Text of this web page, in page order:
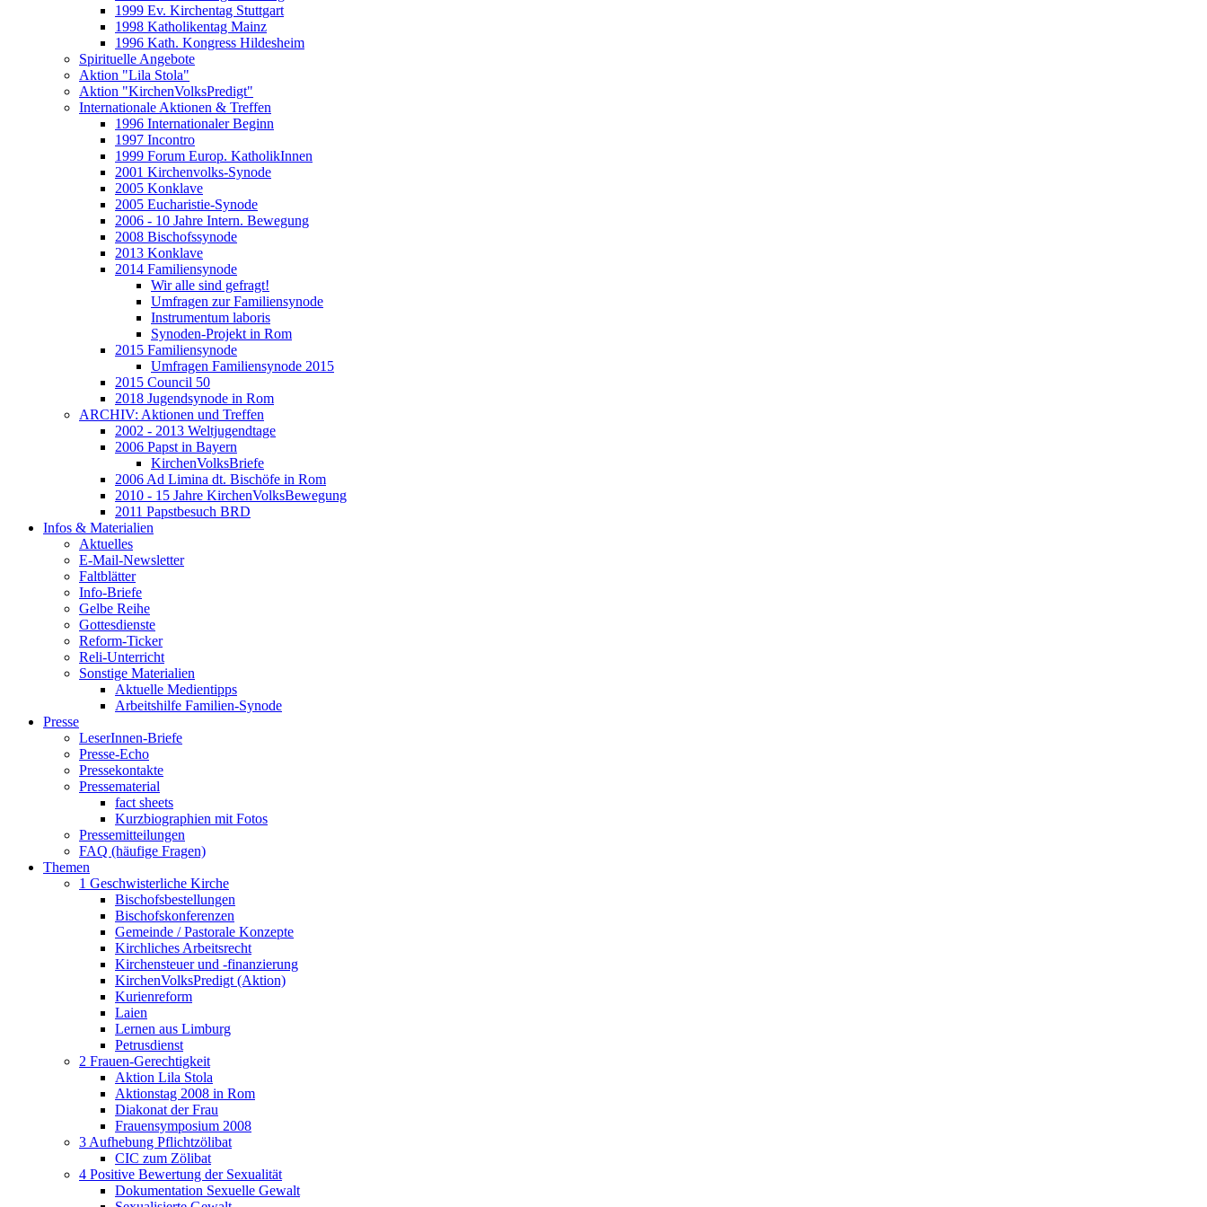
1999 Ev. Kirchentag Stuttgart
1998 Katholikentag Mainz
1996 Kath. Kongress Hildesheim
Spirituelle Angebote
Aktion "Lila Stola"
Aktion "KirchenVolksPredigt"
Internationale Aktionen & Treffen
1996 Internationaler Beginn
1997 Incontro
1999 Forum Europ. KatholikInnen
2001 Kirchenvolks-Synode
2005 Konklave
2005 Eucharistie-Synode
2006 - 10 Jahre Intern. Bewegung
2008 Bischofssynode
2013 Konklave
2014 Familiensynode
Wir alle sind gefragt!
Umfragen zur Familiensynode
Instrumentum laboris
Synoden-Projekt in Rom
2015 Familiensynode
Umfragen Familiensynode 2015
2015 Council 50
2018 Jugendsynode in Rom
ARCHIV: Aktionen und Treffen
2002 - 2013 Weltjugendtage
2006 Papst in Bayern
KirchenVolksBriefe
2006 Ad Limina dt. Bischöfe in Rom
2010 - 15 Jahre KirchenVolksBewegung
2011 Papstbesuch BRD
Infos & Materialien
Aktuelles
E-Mail-Newsletter
Faltblätter
Info-Briefe
Gelbe Reihe
Gottesdienste
Reform-Ticker
Reli-Unterricht
Sonstige Materialien
Aktuelle Medientipps
Arbeitshilfe Familien-Synode
Presse
LeserInnen-Briefe
Presse-Echo
Pressekontakte
Pressematerial
fact sheets
Kurzbiographien mit Fotos
Pressemitteilungen
FAQ (häufige Fragen)
Themen
1 Geschwisterliche Kirche
Bischofsbestellungen
Bischofskonferenzen
Gemeinde / Pastorale Konzepte
Kirchliches Arbeitsrecht
Kirchensteuer und -finanzierung
KirchenVolksPredigt (Aktion)
Kurienreform
Laien
Lernen aus Limburg
Petrusdienst
2 Frauen-Gerechtigkeit
Aktion Lila Stola
Aktionstag 2008 in Rom
Diakonat der Frau
Frauensymposium 2008
3 Aufhebung Pflichtzölibat
CIC zum Zölibat
4 Positive Bewertung der Sexualität
Dokumentation Sexuelle Gewalt